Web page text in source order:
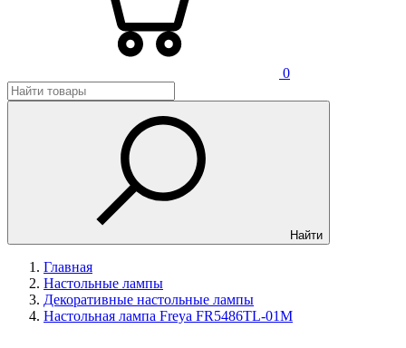
0
Найти
Главная
Настольные лампы
Декоративные настольные лампы
Настольная лампа Freya FR5486TL-01M